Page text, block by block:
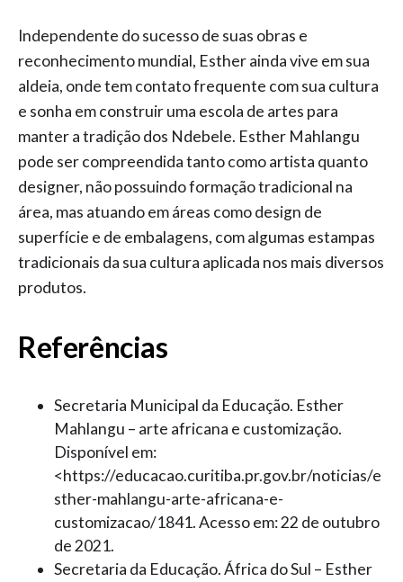
Independente do sucesso de suas obras e
reconhecimento mundial, Esther ainda vive em sua
aldeia, onde tem contato frequente com sua cultura
e sonha em construir uma escola de artes para
manter a tradição dos Ndebele. Esther Mahlangu
pode ser compreendida tanto como artista quanto
designer, não possuindo formação tradicional na
área, mas atuando em áreas como design de
superfície e de embalagens, com algumas estampas
tradicionais da sua cultura aplicada nos mais diversos
produtos.
Referências
Secretaria Municipal da Educação. Esther
Mahlangu – arte africana e customização.
Disponível em:
<https://educacao.curitiba.pr.gov.br/noticias/e
sther-mahlangu-arte-africana-e-
customizacao/1841. Acesso em: 22 de outubro
de 2021.
Secretaria da Educação. África do Sul – Esther